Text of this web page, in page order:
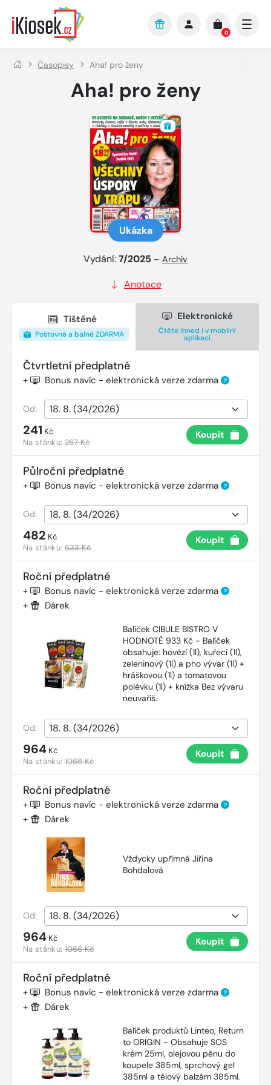
Přejít na hlavní obsah
0
Časopisy Aha! pro ženy
Aha! pro ženy
Ukázka
Vydání:7/2025 – Archiv
Anotace
Tištěné
Poštovné a balné ZDARMA
Elektronické
Čtěte ihned i v mobilní
aplikaci
Čtvrtletní předplatné
+ Bonus navíc - elektronická verze zdarma ?
Od:
241 Kč
Na stánku:267 Kč
Koupit
Půlroční předplatné
+ Bonus navíc - elektronická verze zdarma ?
Od:
482 Kč
Na stánku:533 Kč
Koupit
Roční předplatné
+ Bonus navíc - elektronická verze zdarma ?
+ Dárek
Balíček CIBULE BISTRO V
HODNOTĚ 933 Kč - Balíček
obsahuje: hovězí (1l), kuřecí (1l),
zeleninový (1l) a pho vývar (1l) +
hráškovou (1l) a tomatovou
polévku (1l) + knížka Bez vývaru
neuvaříš.
Od:
964 Kč
Na stánku:1066 Kč
Koupit
Roční předplatné
+ Bonus navíc - elektronická verze zdarma ?
+ Dárek
Vždycky upřímná Jiřina
Bohdalová
Od:
964 Kč
Na stánku:1066 Kč
Koupit
Roční předplatné
+ Bonus navíc - elektronická verze zdarma ?
+ Dárek
Balíček produktů Linteo, Return
to ORIGIN - Obsahuje SOS
krém 25ml, olejovou pěnu do
koupele 385ml, sprchový gel
385ml a tělový balzám 385ml.